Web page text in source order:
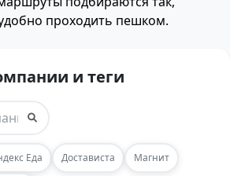
проходить пешком.
и теги
Еда Достависта Магнит